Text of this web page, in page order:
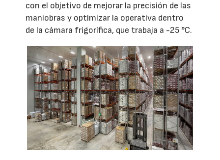
con el objetivo de mejorar la precisión de las
maniobras y optimizar la operativa dentro
de la cámara frigorífica, que trabaja a -25 °C.